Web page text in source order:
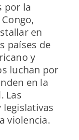
por la
en
países de
y
luchan por
en la
Las
legislativas
violencia.